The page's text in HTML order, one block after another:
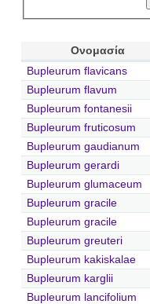
Ονομασία
Bupleurum flavicans
Bupleurum flavum
Bupleurum fontanesii
Bupleurum fruticosum
Bupleurum gaudianum
Bupleurum gerardi
Bupleurum glumaceum
Bupleurum gracile
Bupleurum gracile
Bupleurum greuteri
Bupleurum kakiskalae
Bupleurum karglii
Bupleurum lancifolium